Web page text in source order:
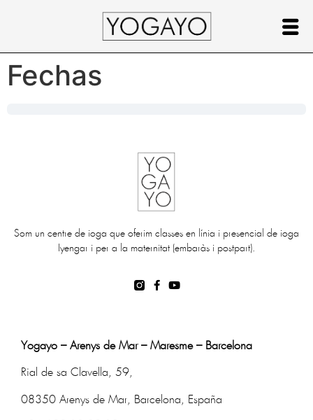
Fechas
Som un centre de ioga que oferim classes en línia i presencial de ioga
Iyengar i per a la maternitat (embaràs i postpart).
Yogayo – Arenys de Mar – Maresme – Barcelona
Rial de sa Clavella, 59,
08350 Arenys de Mar, Barcelona, España